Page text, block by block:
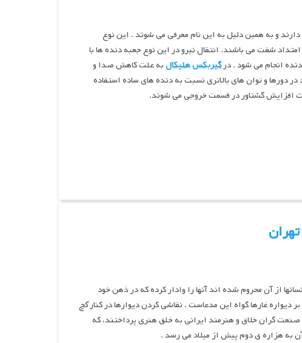
و به همین دلیل به این نام معرفی می شوند . این نوع
شفت می باشند. انتقال نیرو در این نوع جعبه دنده ها با
انجام می شود . درگیربکس هلیکالبه علت کاهش صدا و
دورها و توان های بالاتری نسبت به دنده های ساده استفاده
افزایش گشتاور در قسمت خروجی می شوند.
از آن محروم شده اند آنها را وادار کرده که در ذهن خود
غارها گواه این مدعاست . نقاشی کردن دیوارها در کنارگچ
گران خلاق و هنرمند ایرانی به خلق هنری پرداختند، که
به هزاره ی دوم پیش از میلاد می رسد .